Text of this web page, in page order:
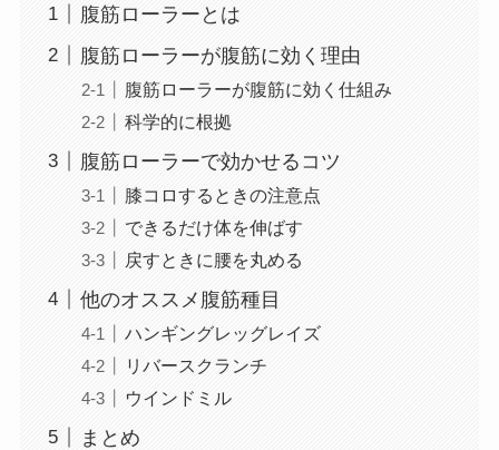
腹筋ローラーとは
腹筋ローラーが腹筋に効く理由
腹筋ローラーが腹筋に効く仕組み
科学的に根拠
腹筋ローラーで効かせるコツ
膝コロするときの注意点
できるだけ体を伸ばす
戻すときに腰を丸める
他のオススメ腹筋種目
ハンギングレッグレイズ
リバースクランチ
ウインドミル
まとめ